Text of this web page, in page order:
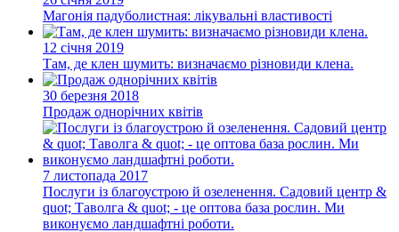
Магонія падуболистная: лікувальні властивості
12 січня 2019
Там, де клен шумить: визначаємо різновиди клена.
30 березня 2018
Продаж однорічних квітів
7 листопада 2017
Послуги із благоустрою й озеленення. Садовий центр &
quot; Таволга & quot; - це оптова база рослин. Ми
виконуємо ландшафтні роботи.